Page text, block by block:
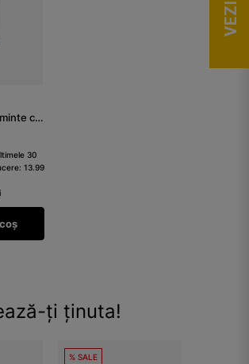
Cremă de încălțăminte culoare maro mediu
30
13.99
ți ținuta!
% SALE